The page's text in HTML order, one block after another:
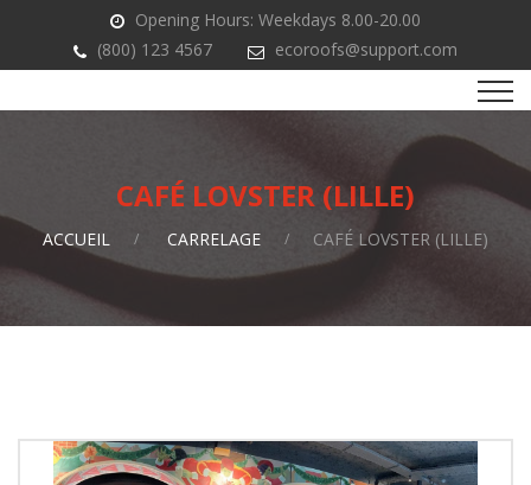
Opening Hours: Weekdays 8.00-20.00
(800) 123 4567
ecoroofs@support.com
CAFÉ LOVSTER (LILLE)
ACCUEIL CARRELAGE CAFÉ LOVSTER (LILLE)